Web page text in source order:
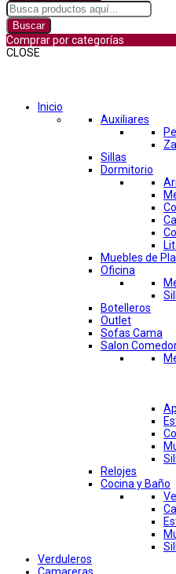
Buscar
Comprar por categorías
CLOSE
Inicio
Auxiliares
Sillas
Dormitorio
Muebles de
Oficina
Botelleros
Outlet
Sofas Cama
Salon
Relojes
Cocina y Baño
Verduleros